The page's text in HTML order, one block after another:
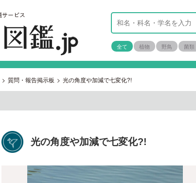
全て 植物 野鳥 菌類
> 質問・報告掲示板 > 光の角度や加減で七変化?!
光の角度や加減で七変化?!